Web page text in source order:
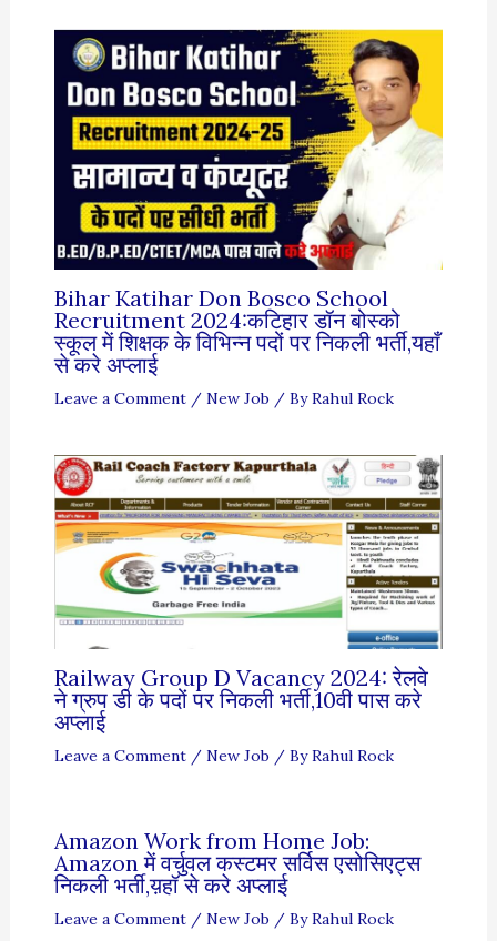
Bihar Katihar Don Bosco School
Recruitment 2024:कटिहार डॉन बोस्को
स्कूल में शिक्षक के विभिन्न पदों पर निकली भर्ती,यहाँ
से करे अप्लाई
Leave a Comment / New Job / ByRahul Rock
Railway Group D Vacancy 2024: रेलवे
ने ग्रुप डी के पदों पर निकली भर्ती,10वी पास करे
अप्लाई
Leave a Comment / New Job / ByRahul Rock
Amazon Work from Home Job:
Amazon में वर्चुवल कस्टमर सर्विस एसोसिएट्स
निकली भर्ती,य़हॉ से करे अप्लाई
Leave a Comment / New Job / ByRahul Rock